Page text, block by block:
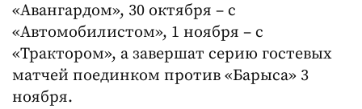
«Авангардом», 30 октября – с
«Автомобилистом», 1 ноября – с
«Трактором», а завершат серию гостевых
матчей поединком против «Барыса» 3
ноября.